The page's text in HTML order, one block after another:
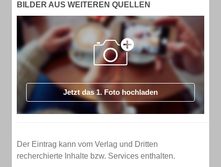
BILDER AUS WEITEREN QUELLEN
Jetzt das 1. Foto hochladen
Der Eintrag kann vom Verlag und Dritten
recherchierte Inhalte bzw. Services enthalten.